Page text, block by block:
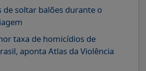
de soltar balões durante o
taxa de homicídios de
aponta Atlas da Violência